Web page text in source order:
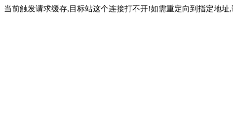
当前触发请求缓存,目标站这个连接打不开!如需重定向到指定地